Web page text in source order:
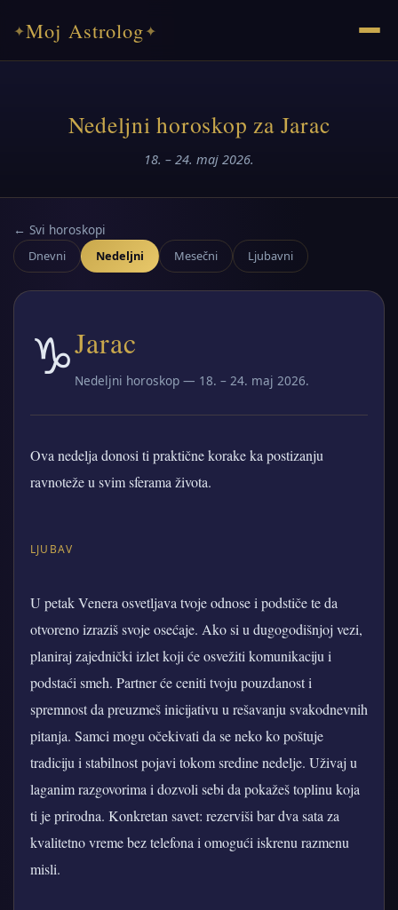
✦Moj Astrolog✦
Nedeljni horoskop za Jarac
18. – 24. maj 2026.
← Svi horoskopi
Dnevni Nedeljni Mesečni Ljubavni
♑Jarac
Nedeljni horoskop — 18. – 24. maj 2026.
Ova nedelja donosi ti praktične korake ka postizanju
ravnoteže u svim sferama života.
LJUBAV
U petak Venera osvetljava tvoje odnose i podstiče te da
otvoreno izraziš svoje osećaje. Ako si u dugogodišnjoj vezi,
planiraj zajednički izlet koji će osvežiti komunikaciju i
podstaći smeh. Partner će ceniti tvoju pouzdanost i
spremnost da preuzmeš inicijativu u rešavanju svakodnevnih
pitanja. Samci mogu očekivati da se neko ko poštuje
tradiciju i stabilnost pojavi tokom sredine nedelje. Uživaj u
laganim razgovorima i dozvoli sebi da pokažeš toplinu koja
ti je prirodna. Konkretan savet: rezerviši bar dva sata za
kvalitetno vreme bez telefona i omogući iskrenu razmenu
misli.